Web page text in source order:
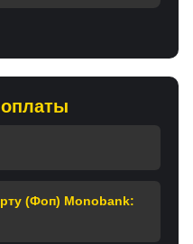
(Фоп) Monobank: